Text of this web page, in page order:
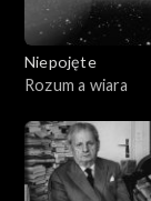
Niepojęte
Rozum a wiara